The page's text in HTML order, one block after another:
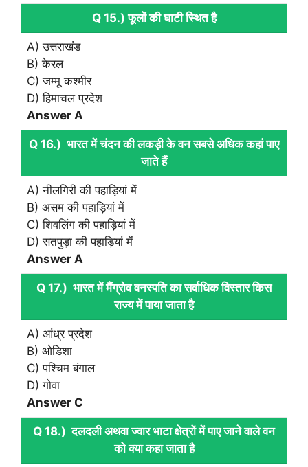
Q 15.) फूलों की घाटी स्थित है
A) उत्तराखंड
B) केरल
C) जम्मू कश्मीर
D) हिमाचल प्रदेश
Answer A
Q 16.) भारत में चंदन की लकड़ी के वन सबसे अधिक कहां पाए
जाते हैं
A) नीलगिरी की पहाड़ियां में
B) असम की पहाड़ियां में
C) शिवलिंग की पहाड़ियां में
D) सतपुड़ा की पहाड़ियां में
Answer A
Q 17.) भारत में मैंग्रोव वनस्पति का सर्वाधिक विस्तार किस
राज्य में पाया जाता है
A) आंध्र प्रदेश
B) ओडिशा
C) पश्चिम बंगाल
D) गोवा
Answer C
Q 18.) दलदली अथवा ज्वार भाटा क्षेत्रों में पाए जाने वाले वन
को क्या कहा जाता है